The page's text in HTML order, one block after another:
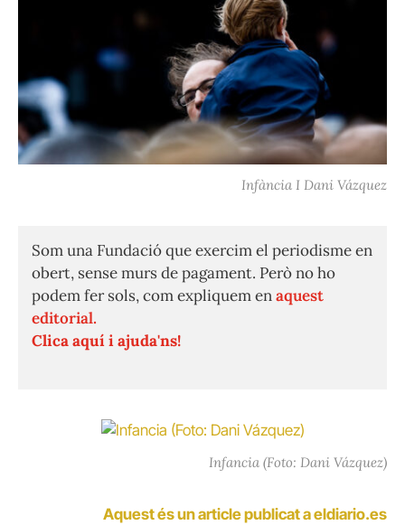
Infància I Dani Vázquez
Som una Fundació que exercim el periodisme en
obert, sense murs de pagament. Però no ho
podem fer sols, com expliquem enaquest
editorial.
Clica aquí i ajuda'ns!
Infancia (Foto: Dani Vázquez)
Aquest és un article publicat a eldiario.es